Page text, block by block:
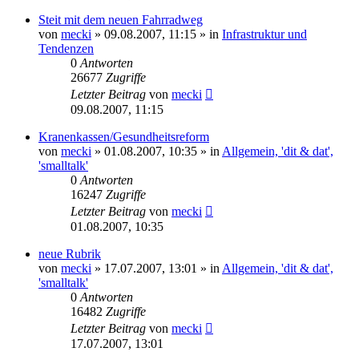
Steit mit dem neuen Fahrradweg
von mecki » 09.08.2007, 11:15 » in Infrastruktur und
Tendenzen
0 Antworten
26677 Zugriffe
Letzter Beitrag von mecki
09.08.2007, 11:15
Kranenkassen/Gesundheitsreform
von mecki » 01.08.2007, 10:35 » in Allgemein, 'dit & dat',
'smalltalk'
0 Antworten
16247 Zugriffe
Letzter Beitrag von mecki
01.08.2007, 10:35
neue Rubrik
von mecki » 17.07.2007, 13:01 » in Allgemein, 'dit & dat',
'smalltalk'
0 Antworten
16482 Zugriffe
Letzter Beitrag von mecki
17.07.2007, 13:01